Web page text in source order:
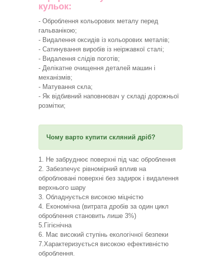
кульок:
- Оброблення кольорових металу перед
гальванікою;
- Видалення оксидів із кольорових металів;
- Сатинування виробів із неіржавкої сталі;
- Видалення слідів поготів;
- Делікатне очищення деталей машин і
механізмів;
- Матування скла;
- Як відбивний наповнювач у складі дорожньої
розмітки;
Чому варто купити скляний дріб?
1. Не забруднює поверхні під час оброблення
2. Забезпечує рівномірний вплив на
оброблювані поверхні без задирок і видалення
верхнього шару
3. Обладнується високою міцністю
4. Економічна (витрата дробів за один цикл
оброблення становить лише 3%)
5.Гігієнічна
6. Має високий ступінь екологічної безпеки
7.Характеризується високою ефективністю
оброблення.